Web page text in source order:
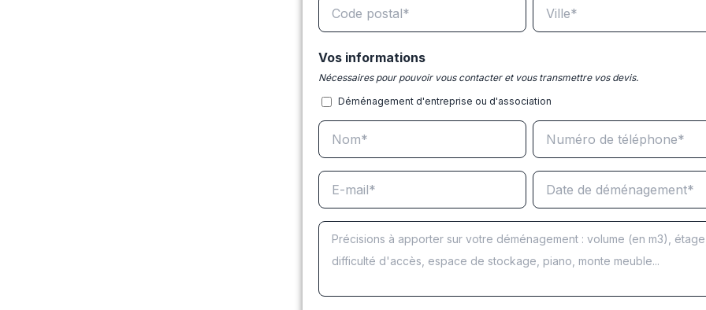
Vos informations
Nécessaires pour pouvoir vous contacter et vous transmettre vos devis.
Déménagement d'entreprise ou d'association